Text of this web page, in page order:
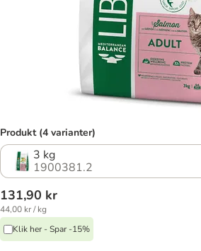
Produkt (4 varianter)
3 kg
1900381.2
131,90 kr
44,00 kr / kg
Klik her - Spar -15%